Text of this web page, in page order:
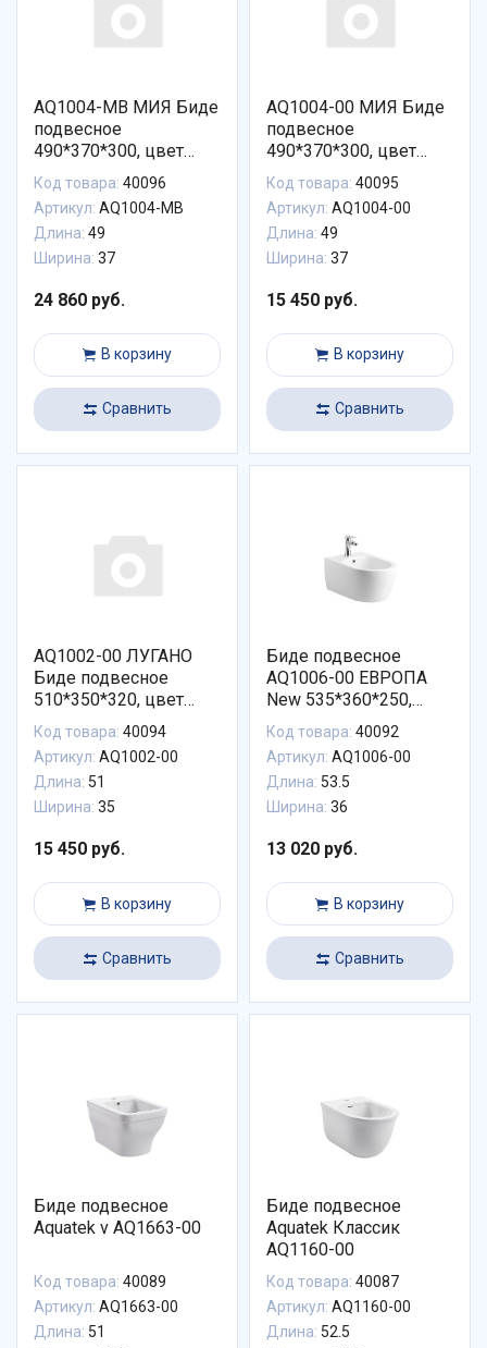
AQ1004-MB МИЯ Биде
подвесное
490*370*300, цвет
белый матовый
Код товара: 40096
Артикул: AQ1004-MB
Длина: 49
Ширина: 37
24 860 руб.
В корзину
Сравнить
AQ1004-00 МИЯ Биде
подвесное
490*370*300, цвет
белый
Код товара: 40095
Артикул: AQ1004-00
Длина: 49
Ширина: 37
15 450 руб.
В корзину
Сравнить
AQ1002-00 ЛУГАНО
Биде подвесное
510*350*320, цвет
белый
Код товара: 40094
Артикул: AQ1002-00
Длина: 51
Ширина: 35
15 450 руб.
В корзину
Сравнить
Биде подвесное
AQ1006-00 ЕВРОПА
New 535*360*250,
цвет белый
Код товара: 40092
Артикул: AQ1006-00
Длина: 53.5
Ширина: 36
13 020 руб.
В корзину
Сравнить
Биде подвесное
Aquatek v AQ1663-00
Код товара: 40089
Артикул: AQ1663-00
Длина: 51
Биде подвесное
Aquatek Классик
AQ1160-00
Код товара: 40087
Артикул: AQ1160-00
Длина: 52.5